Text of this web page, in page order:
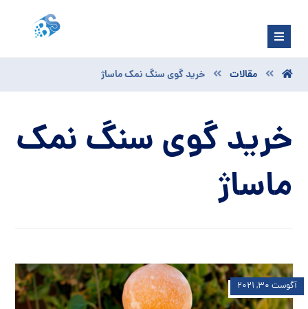
مقالات خرید گوی سنگ نمک ماساژ
خرید گوی سنگ نمک
ماساژ
آگوست ۳۰, ۲۰۲۱